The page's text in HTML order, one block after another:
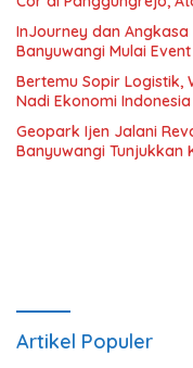
InJourney dan
Banyuwangi Mulai
Bertemu Sopir Logistik,
Nadi Ekonomi Indonesia
Geopark Ijen Jalani
Artikel Populer